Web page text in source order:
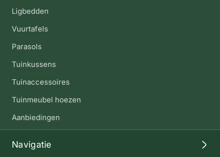
Ligbedden
Vuurtafels
Parasols
Tuinkussens
Tuinaccessoires
Tuinmeubel hoezen
Aanbiedingen
Navigatie